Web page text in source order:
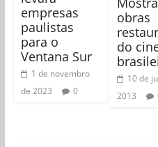
empresas
paulistas
para o
Ventana Sur
1 de novembro
de 2023
0
obras
do
10 de
2013